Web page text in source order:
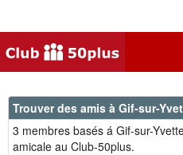
Trouver des amis à Gif-sur-
3 membres basés á Gif-sur-
amicale au Club-50plus.